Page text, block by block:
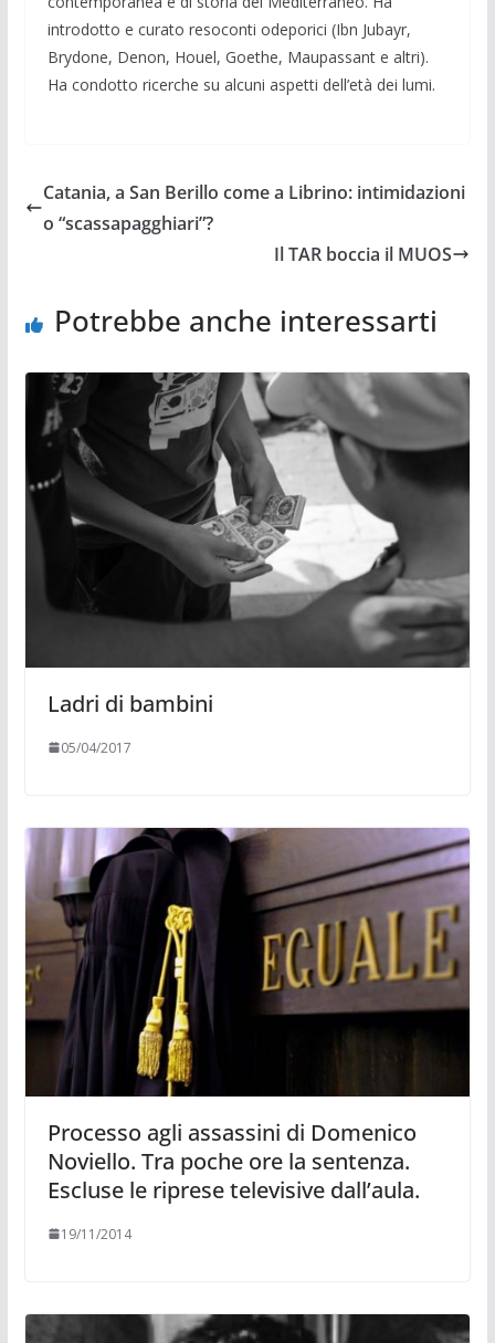
introdotto e curato resoconti odeporici (Ibn Jubayr,
Brydone, Denon, Houel, Goethe, Maupassant e altri).
Ha condotto ricerche su alcuni aspetti dell’età dei lumi.
Catania, a San Berillo come a Librino: intimidazioni
o “scassapagghiari”?
Il TAR boccia il MUOS
Potrebbe anche interessarti
Ladri di bambini
05/04/2017
Processo agli assassini di Domenico
Noviello. Tra poche ore la sentenza.
Escluse le riprese televisive dall’aula.
19/11/2014